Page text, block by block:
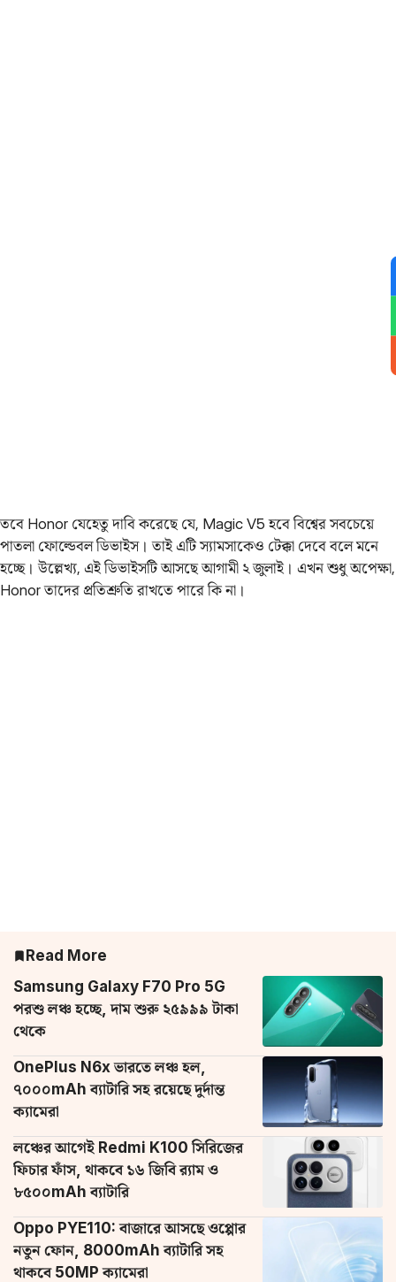
তবে Honor যেহেতু দাবি করেছে যে, Magic V5 হবে বিশ্বের সবচেয়ে
পাতলা ফোল্ডেবল ডিভাইস। তাই এটি স্যামসাকেও টেক্কা দেবে বলে মনে
হচ্ছে। উল্লেখ্য, এই ডিভাইসটি আসছে আগামী ২ জুলাই। এখন শুধু অপেক্ষা,
Honor তাদের প্রতিশ্রুতি রাখতে পারে কি না।
Read More
Samsung Galaxy F70 Pro 5G
পরশু লঞ্চ হচ্ছে, দাম শুরু ২৫৯৯৯ টাকা
থেকে
OnePlus N6x ভারতে লঞ্চ হল,
৭০০০mAh ব্যাটারি সহ রয়েছে দুর্দান্ত
ক্যামেরা
লঞ্চের আগেই Redmi K100 সিরিজের
ফিচার ফাঁস, থাকবে ১৬ জিবি র‌্যাম ও
৮৫০০mAh ব্যাটারি
Oppo PYE110: বাজারে আসছে ওপ্পোর
নতুন ফোন, 8000mAh ব্যাটারি সহ
থাকবে 50MP ক্যামেরা